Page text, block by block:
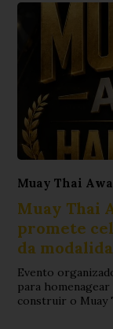
Muay Thai
Muay Thai
promete
da
Evento
para
construir o Muay